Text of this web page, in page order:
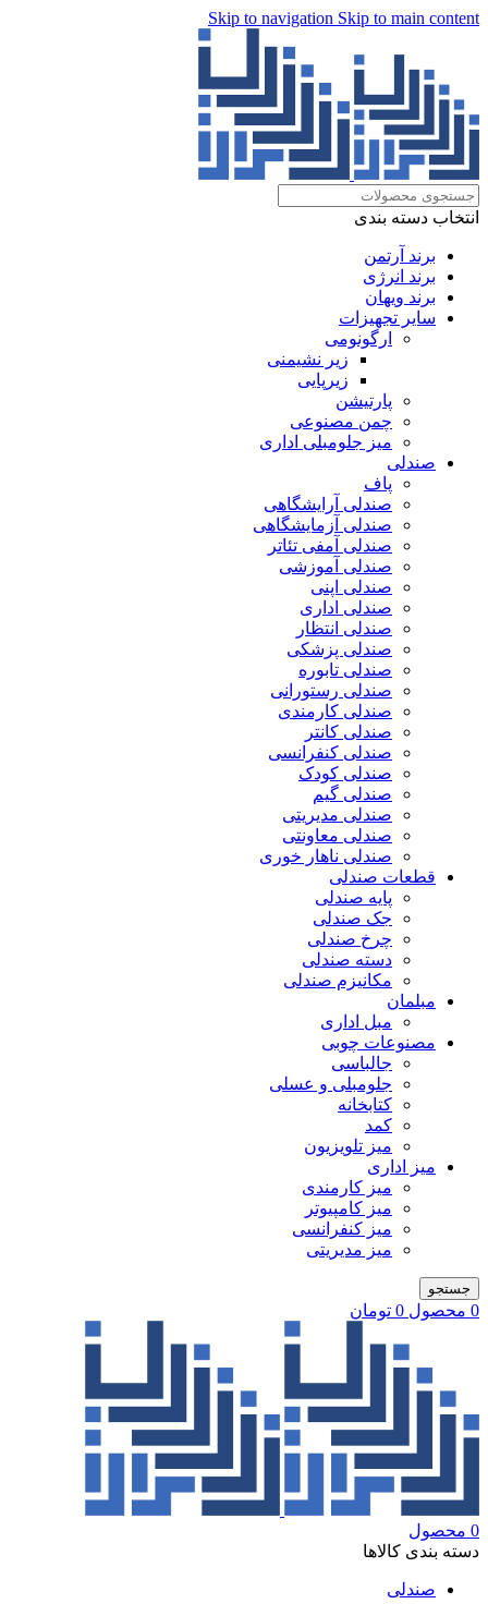
Skip to navigation Skip to main content
انتخاب دسته بندی
برند آرتمن
برند انرژی
برند ویهان
سایر تجهیزات
ارگونومی
زیر نشیمنی
زیرپایی
پارتیشن
چمن مصنوعی
میز جلومبلی اداری
صندلی
پاف
صندلی آرایشگاهی
صندلی آزمایشگاهی
صندلی آمفی تئاتر
صندلی آموزشی
صندلی اپنی
صندلی اداری
صندلی انتظار
صندلی پزشکی
صندلی تابوره
صندلی رستورانی
صندلی کارمندی
صندلی کانتر
صندلی کنفرانسی
صندلی کودک
صندلی گیم
صندلی مدیریتی
صندلی معاونتی
صندلی ناهار خوری
قطعات صندلی
پایه صندلی
جک صندلی
چرخ صندلی
دسته صندلی
مکانیزم صندلی
مبلمان
مبل اداری
مصنوعات چوبی
جالباسی
جلومبلی و عسلی
کتابخانه
کمد
میز تلویزیون
میز اداری
میز کارمندی
میز کامپیوتر
میز کنفرانسی
میز مدیریتی
جستجو
0 محصول 0 تومان
0 محصول
دسته بندی کالاها
صندلی